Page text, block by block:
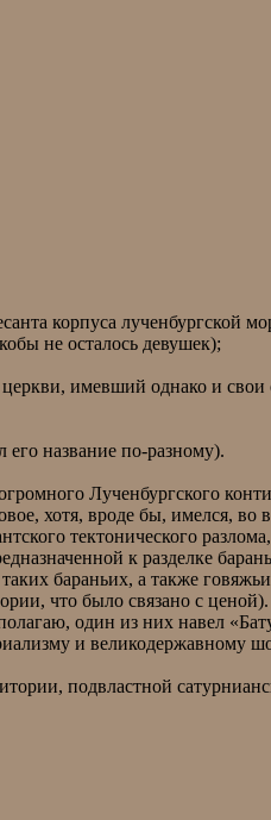
корпуса
не осталось девушек);
имевший однако и
название по-разному).
Лученбургского
хотя, вроде бы, имелся,
тектонического
к разделке
бараньих, а также
что было связано с
один из них навел
и великодержавному
подвластной